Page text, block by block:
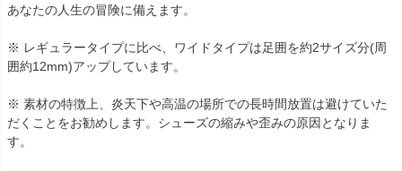
あなたの人生の冒険に備えます。
※ レギュラータイプに比べ、ワイドタイプは足囲を約2サイズ分(周
囲約12mm)アップしています。
※ 素材の特徴上、炎天下や高温の場所での長時間放置は避けていた
だくことをお勧めします。シューズの縮みや歪みの原因となりま
す。